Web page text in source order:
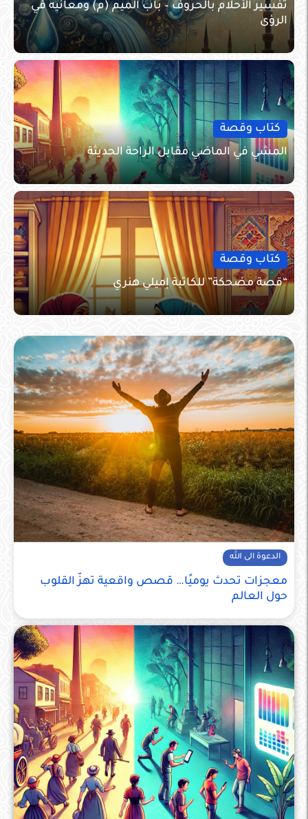
تفسير الأحلام بالحروف – باب الميم (م) ومعانيه في
الرؤى
كتاب وقصة
المشي في الماضي مقابل الراحة الحديثة
كتاب وقصة
“قصة مضحكة” للكاتبة إميلي هنري
الدعوة الى الله
معجزات تحدث يوميًا… قصص واقعية تهزّ القلوب
حول العالم